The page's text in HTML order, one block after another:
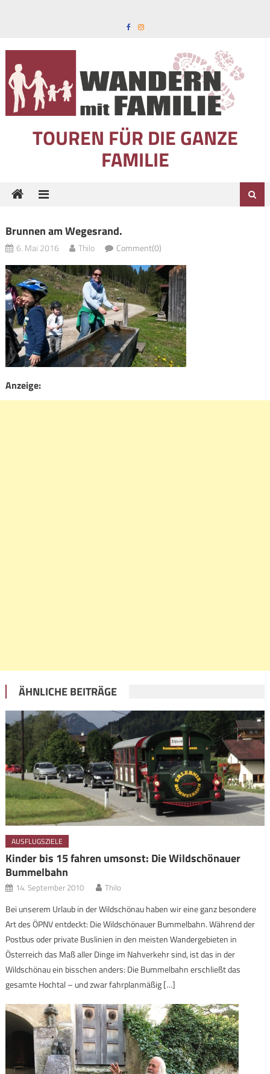
TOUREN FÜR DIE GANZE
FAMILIE
Brunnen am Wegesrand.
6. Mai 2016 Thilo Comment(0)
Anzeige:
ÄHNLICHE BEITRÄGE
AUSFLUGSZIELE
Kinder bis 15 fahren umsonst: Die Wildschönauer
Bummelbahn
14. September 2010 Thilo
Bei unserem Urlaub in der Wildschönau haben wir eine ganz besondere
Art des ÖPNV entdeckt: Die Wildschönauer Bummelbahn. Während der
Postbus oder private Buslinien in den meisten Wandergebieten in
Österreich das Maß aller Dinge im Nahverkehr sind, ist das in der
Wildschönau ein bisschen anders: Die Bummelbahn erschließt das
gesamte Hochtal – und zwar fahrplanmäßig […]